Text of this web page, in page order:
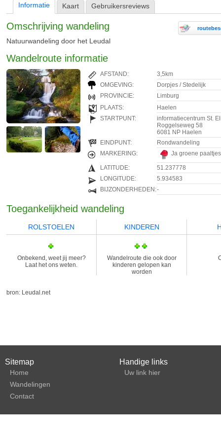
Informatie Kaart Gebruikersreviews
Omschrijving wandeling
Natuurwandeling door het Leudal
Wandelroute informatie
AFSTAND:
3,5km
OMGEVING:
Dorpjes / Stedelijk
PROVINCIE:
Limburg
PLAATS:
Haelen
STARTPUNT:
informatiecentrum St.
Roggelseweg 58
6081 NP Haelen
EINDPUNT:
Rondwandeling
MARKERING:
Ja groene paaltjes
LATITUDE:
51.237778
LONGITUDE:
5.934583
BIJZONDERHEDEN:-
Toegankelijkheid wandeling
ROLSTOELEN KINDEREN
Onbekend, weet jij meer?
Laat het ons weten.
Wandelroute die ook door
kinderen gelopen kan
worden
bron: Leudal.net
Sitemap
Home
Wandelingen
Contact
Handige links
Uw link hier